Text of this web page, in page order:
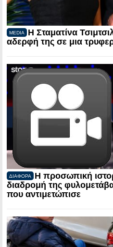
MEDIA
Η Σταματίνα
αδερφή της σε μια
ΔΙΑΦΟΡΑ
Η προσωπική
διαδρομή της
που αντιμετώπισε